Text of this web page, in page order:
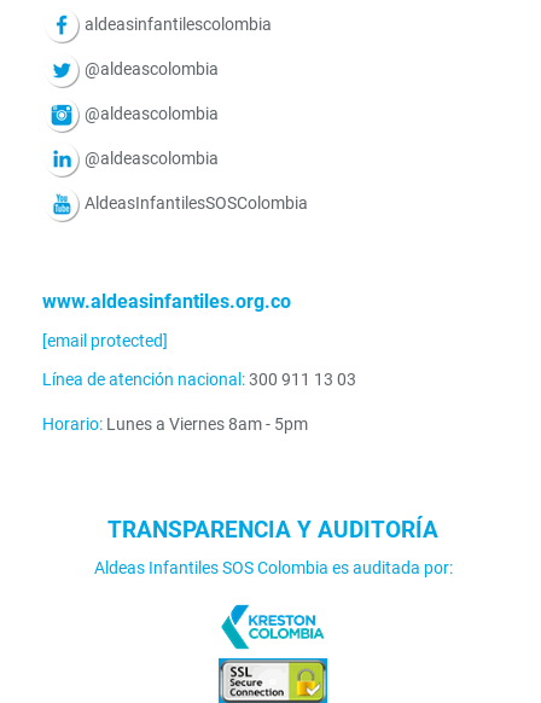
aldeasinfantilescolombia
@aldeascolombia
@aldeascolombia
@aldeascolombia
AldeasInfantilesSOSColombia
www.aldeasinfantiles.org.co
[email protected]
Línea de atención nacional:300 911 13 03
Horario: Lunes a Viernes 8am - 5pm
TRANSPARENCIA Y AUDITORÍA
Aldeas Infantiles SOS Colombia es auditada por: